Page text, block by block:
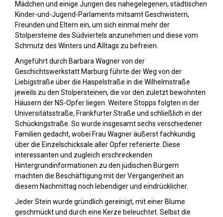
Mädchen und einige Jungen des nahegelegenen, städtischen
Kinder-und-Jugend-Parlaments mitsamt Geschwistern,
Freunden und Eltern ein, um sich einmal mehr der
Stolpersteine des Südviertels anzunehmen und diese vom
Schmutz des Winters und Alltags zu befreien.
Angeführt durch Barbara Wagner von der
Geschichtswerkstatt Marburg führte der Weg von der
Liebigstraße über die Haspelstraße in die Wilhelmstraße
jeweils zu den Stolpersteinen, die vor den zuletzt bewohnten
Häusern der NS-Opfer liegen. Weitere Stopps folgten in der
Universitätsstraße, Frankfurter Straße und schließlich in der
Schückingstraße. So wurde insgesamt sechs verschiedener
Familien gedacht, wobei Frau Wagner äußerst fachkundig
über die Einzelschicksale aller Opfer referierte. Diese
interessanten und zugleich erschreckenden
Hintergrundinformationen zu den jüdischen Bürgern
machten die Beschäftigung mit der Vergangenheit an
diesem Nachmittag noch lebendiger und eindrücklicher.
Jeder Stein wurde gründlich gereinigt, mit einer Blume
geschmückt und durch eine Kerze beleuchtet. Selbst die